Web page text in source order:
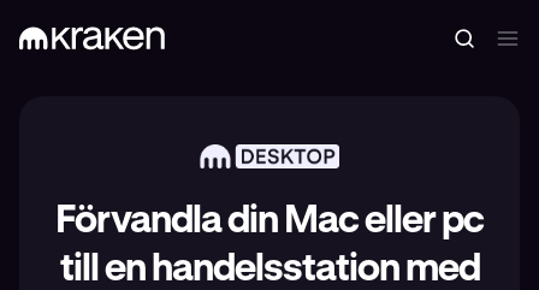
Förvandla din Mac eller pc
till en handelsstation med